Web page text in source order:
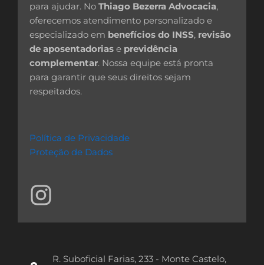
para ajudar. No Thiago Bezerra Advocacia,
oferecemos atendimento personalizado e
especializado em benefícios do INSS, revisão
de aposentadorias e previdência
complementar. Nossa equipe está pronta
para garantir que seus direitos sejam
respeitados.
Política de Privacidade
Proteção de Dados
I
n
s
R. Suboficial Farias, 233 - Monte Castelo,